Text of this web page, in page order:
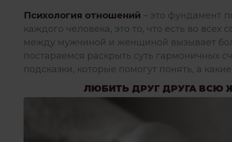
Психология отношений – это фундамент
каждого человека, это то, что есть во
между мужчиной и женщиной вызывает
постараемся раскрыть суть гармоничных
подсказки, которые помогут понять, а
ЛЮБИТЬ ДРУГ ДРУГА ВСЮ